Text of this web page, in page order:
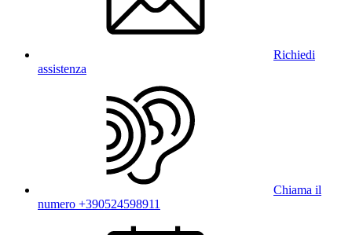
Richiedi
assistenza
Chiama il
numero +390524598911